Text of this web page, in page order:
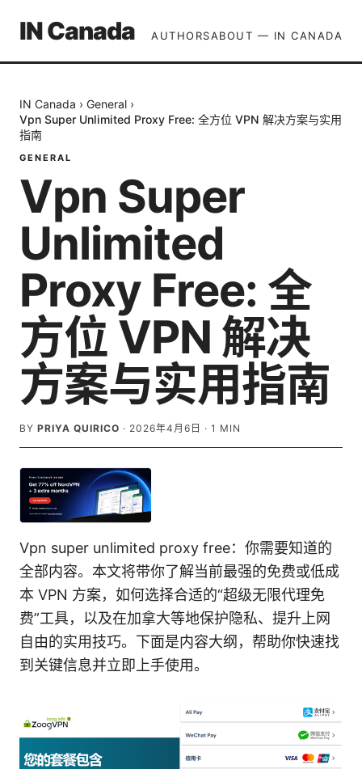
IN Canada AUTHORSABOUT — IN CANADA
IN Canada › General ›
Vpn Super Unlimited Proxy Free: 全方位 VPN 解决方案与实用
指南
GENERAL
Vpn Super
Unlimited
Proxy Free: 全
方位 VPN 解决
方案与实用指南
BY PRIYA QUIRICO · 2026年4月6日 · 1 MIN
Vpn super unlimited proxy free：你需要知道的
全部内容。本文将带你了解当前最强的免费或低成
本 VPN 方案，如何选择合适的“超级无限代理免
费”工具，以及在加拿大等地保护隐私、提升上网
自由的实用技巧。下面是内容大纲，帮助你快速找
到关键信息并立即上手使用。